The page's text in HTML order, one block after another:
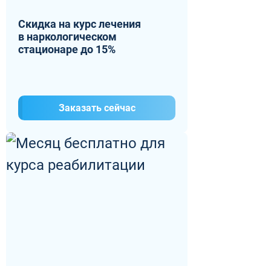
Скидка на курс лечения
в наркологическом
стационаре до 15%
Заказать сейчас